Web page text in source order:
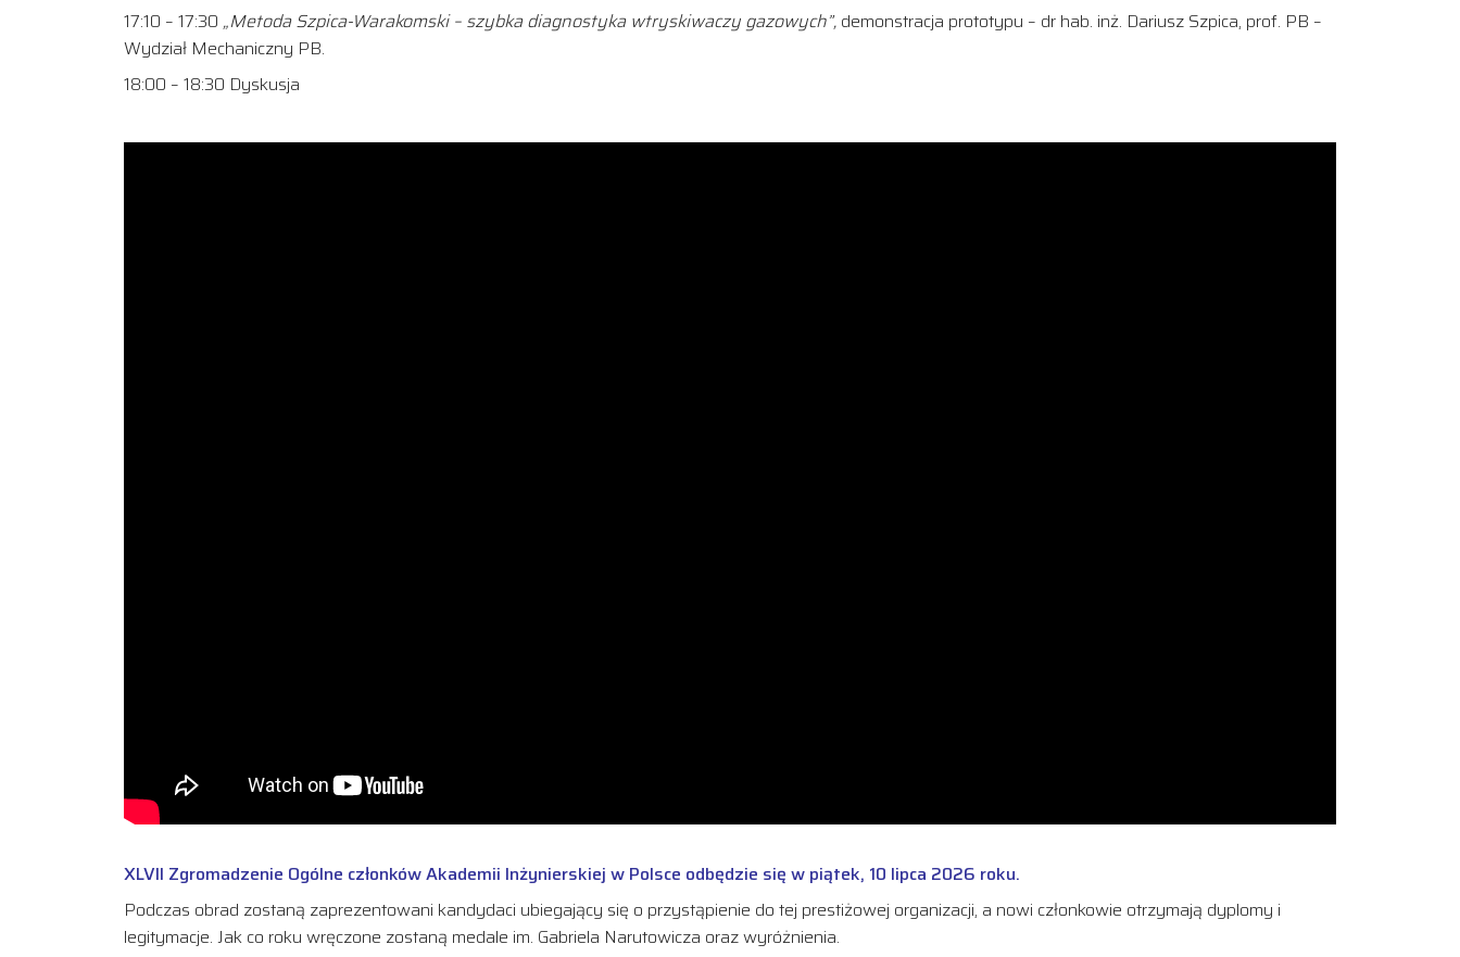
17:10 – 17:30 „Metoda Szpica-Warakomski – szybka diagnostyka wtryskiwaczy gazowych”, demonstracja prototypu – dr hab. inż. Dariusz Szpica, prof. PB –
Wydział Mechaniczny PB.
18:00 – 18:30 Dyskusja
XLVII Zgromadzenie Ogólne członków Akademii Inżynierskiej w Polsce odbędzie się w piątek, 10 lipca 2026 roku.
Podczas obrad zostaną zaprezentowani kandydaci ubiegający się o przystąpienie do tej prestiżowej organizacji, a nowi członkowie otrzymają dyplomy i
legitymacje. Jak co roku wręczone zostaną medale im. Gabriela Narutowicza oraz wyróżnienia.